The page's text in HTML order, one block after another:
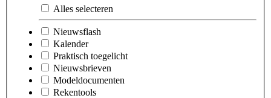
Alles selecteren
Nieuwsflash
Kalender
Praktisch toegelicht
Nieuwsbrieven
Modeldocumenten
Rekentools